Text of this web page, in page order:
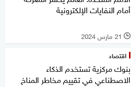
أمام النفايات الإلكترونية
l 21 مارس 2024
اقتصاد
بنوك مركزية تستخدم الذكاء
الاصطناعي في تقييم مخاطر المناخ